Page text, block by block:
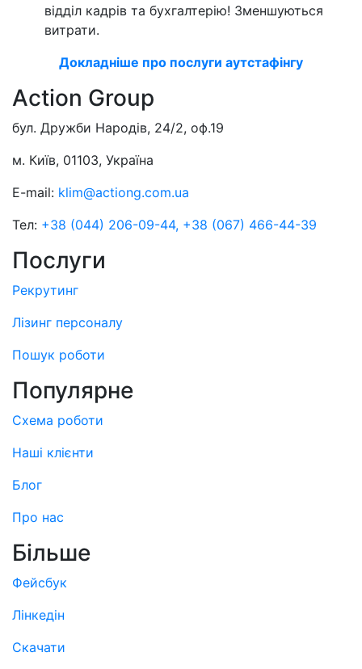
відділ кадрів та бухгалтерію! Зменшуються
витрати.
Докладніше про послуги аутстафінгу
Action Group
бул. Дружби Народів, 24/2, оф.19
м. Київ, 01103, Україна
E-mail: klim@actiong.com.ua
Тел: +38 (044) 206-09-44, +38 (067) 466-44-39
Послуги
Рекрутинг
Лізинг персоналу
Пошук роботи
Популярне
Схема роботи
Наші клієнти
Блог
Про нас
Більше
Фейсбук
Лінкедін
Скачати